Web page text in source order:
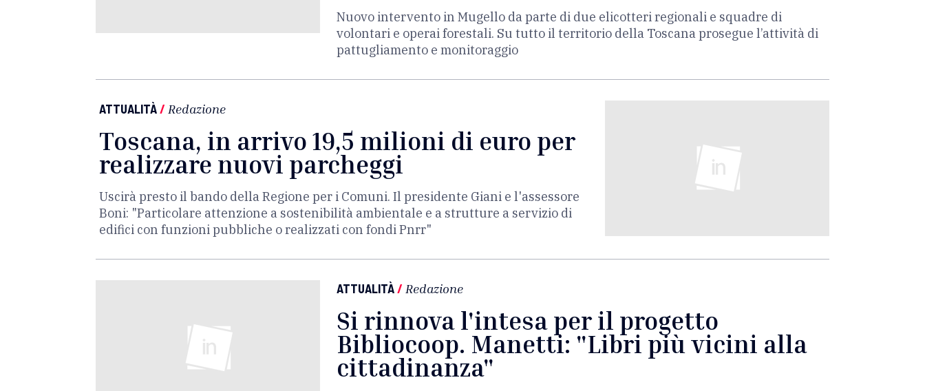
Nuovo intervento in Mugello da parte di due elicotteri regionali e squadre di
volontari e operai forestali. Su tutto il territorio della Toscana prosegue l’attività di
pattugliamento e monitoraggio
ATTUALITÀ/ Redazione
Toscana, in arrivo 19,5 milioni di euro per
realizzare nuovi parcheggi
Uscirà presto il bando della Regione per i Comuni. Il presidente Giani e l'assessore
Boni: "Particolare attenzione a sostenibilità ambientale e a strutture a servizio di
edifici con funzioni pubbliche o realizzati con fondi Pnrr"
ATTUALITÀ/ Redazione
Si rinnova l'intesa per il progetto
Bibliocoop. Manetti: "Libri più vicini alla
cittadinanza"